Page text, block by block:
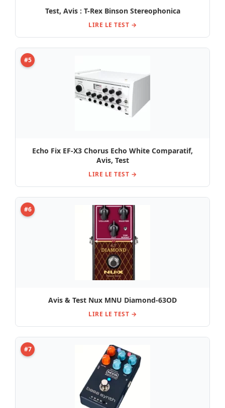
Test, Avis : T-Rex Binson Stereophonica
LIRE LE TEST →
#5
Echo Fix EF-X3 Chorus Echo White Comparatif,
Avis, Test
LIRE LE TEST →
#6
Avis & Test Nux MNU Diamond-63OD
LIRE LE TEST →
#7